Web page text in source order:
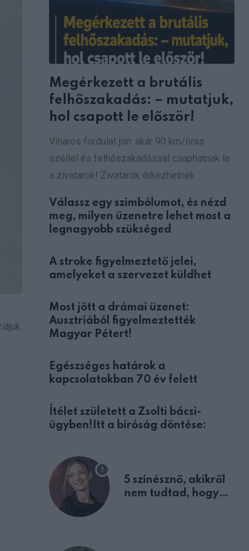
Megérkezett a brutális
felhőszakadás: – mutatjuk,
hol csapott le először!
Viharos fordulat jön: akár 90 km/órás
széllel és felhőszakadással csaphatnak le
a zivatarok! Zivatarok érkezhetnek
Válassz egy szimbólumot, és nézd
meg, milyen üzenetre lehet most a
legnagyobb szükséged
A stroke figyelmeztető jelei,
amelyeket a szervezet küldhet
Most jött a drámai üzenet:
Ausztriából figyelmeztették
Magyar Pétert!
Egészséges határok a
kapcsolatokban 70 év felett
Ítélet született a Zsolti bácsi-
ügyben!Itt a bíróság döntése:
5 színésznő, akikről
nem tudtad, hogy